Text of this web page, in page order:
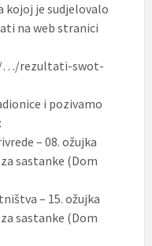
kojoj je sudjelovalo
na web stranici
…/rezultati-swot-
i pozivamo
– 08. ožujka
sastanke (Dom
– 15. ožujka
sastanke (Dom